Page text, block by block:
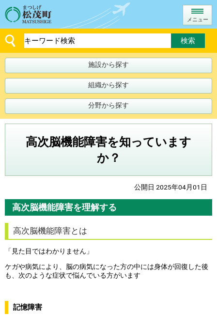
メニュー
施設から探す
組織から探す
分野から探す
高次脳機能障害を知っています
か？
公開日 2025年04月01日
高次脳機能障害を理解する
高次脳機能障害とは
「見た目ではわかりません」
ケガや病気により、脳の病気になった方の中には身体が回復した後
も、次のような症状で悩んでいる方がいます
記憶障害